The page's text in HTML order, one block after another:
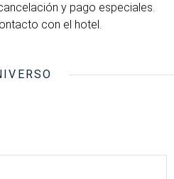
y pago especiales.
con el hotel.